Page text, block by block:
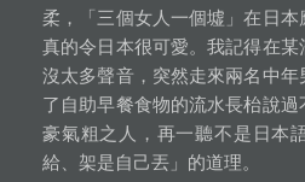
柔，「三個女人一個墟」在日
真的令日本很可愛。我記得在
沒太多聲音，突然走來兩名中
了自助早餐食物的流水長枱說
豪氣粗之人，再一聽不是日本
給、架是自己丟」的道理。